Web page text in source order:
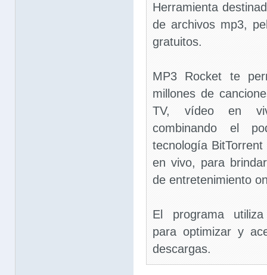
Herramienta
de archivos mp3,
gratuitos.
MP3 Rocket te
millones de
TV, vídeo en
combinando el
tecnología
en vivo, para
de entretenimiento
El programa
para optimizar y
descargas.